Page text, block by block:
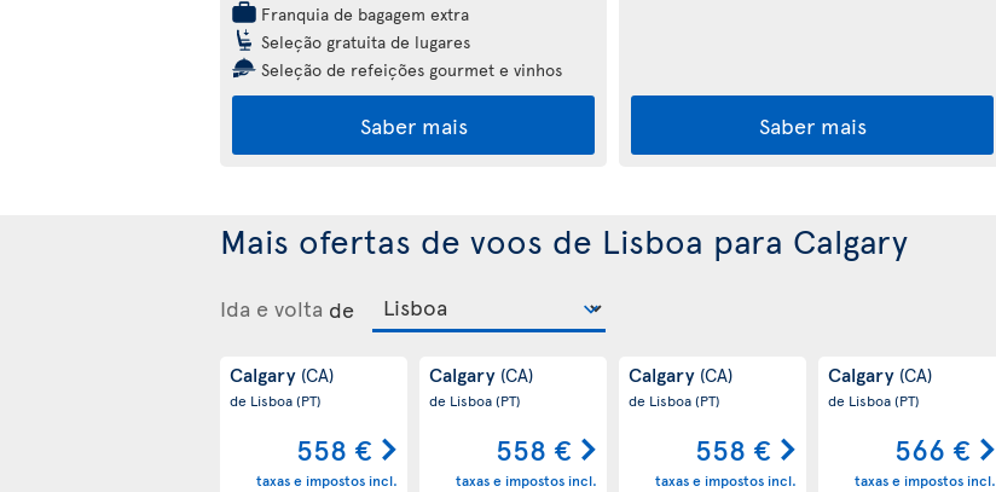
Franquia de bagagem extra
Seleção gratuita de lugares
Seleção de refeições gourmet e vinhos
Saber mais Saber mais
Mais ofertas de voos de Lisboa para Calgary
Ida e volta de
Calgary (CA)
de Lisboa(PT)
558 €
taxas e impostos incl.
Calgary (CA)
de Lisboa(PT)
558 €
taxas e impostos incl.
Calgary (CA)
de Lisboa(PT)
558 €
taxas e impostos incl.
Calgary (CA)
de Lisboa(PT)
566 €
taxas e impostos incl.